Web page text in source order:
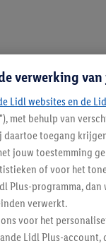
verwerking
Lidl websites en de
met behulp van
toegang
jouw toestemming
of voor het
Plus-programma,
verwerkt.
voor het
Lidl Plus-account,